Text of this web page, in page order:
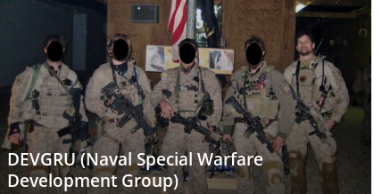
DEVGRU (Naval Special Warfare
Development Group)